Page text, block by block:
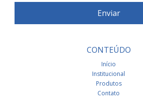
CONTEÚDO
Início
Institucional
Produtos
Contato